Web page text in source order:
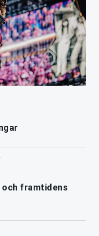
och framtidens